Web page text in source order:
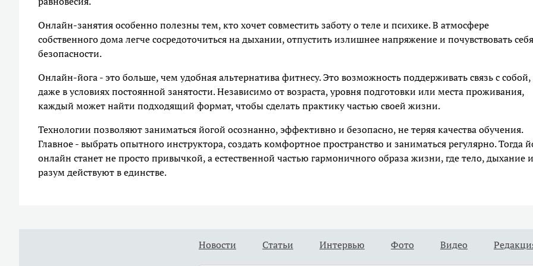
Онлайн-занятия особенно полезны тем, кто хочет совместить заботу о теле и психике. В атмосфере
собственного дома легче сосредоточиться на дыхании, отпустить излишнее напряжение и почувствовать
безопасности.
Онлайн-йога - это больше, чем удобная альтернатива фитнесу. Это возможность поддерживать связь с собой,
даже в условиях постоянной занятости. Независимо от возраста, уровня подготовки или места проживания,
каждый может найти подходящий формат, чтобы сделать практику частью своей жизни.
Технологии позволяют заниматься йогой осознанно, эффективно и безопасно, не теряя качества обучения.
Главное - выбрать опытного инструктора, создать комфортное пространство и заниматься регулярно. Тогда
онлайн станет не просто привычкой, а естественной частью гармоничного образа жизни, где тело, дыхание и
разум действуют в единстве.
Новости Статьи Интервью Фото Видео